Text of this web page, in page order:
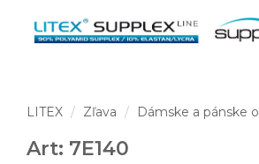
LITEX Zľava Dámske a pánske
Art: 7E140